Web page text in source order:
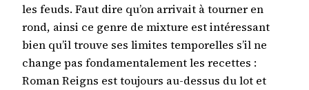
les feuds. Faut dire qu’on arrivait à tourner en
rond, ainsi ce genre de mixture est intéressant
bien qu’il trouve ses limites temporelles s’il ne
change pas fondamentalement les recettes :
Roman Reigns est toujours au-dessus du lot et